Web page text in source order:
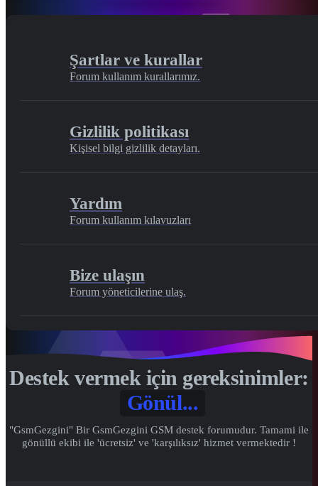
Şartlar ve kurallar
Forum kullanım kurallarımız.
Gizlilik politikası
Kişisel bilgi gizlilik detayları.
Yardım
Forum kullanım kılavuzları
Bize ulaşın
Forum yöneticilerine ulaş.
Destek vermek için gereksinimler:
Gönül...
"GsmGezgini" Bir GsmGezgini GSM destek forumudur. Tamami ile
gönüllü ekibi ile 'ücretsiz' ve 'karşılıksız' hizmet vermektedir !